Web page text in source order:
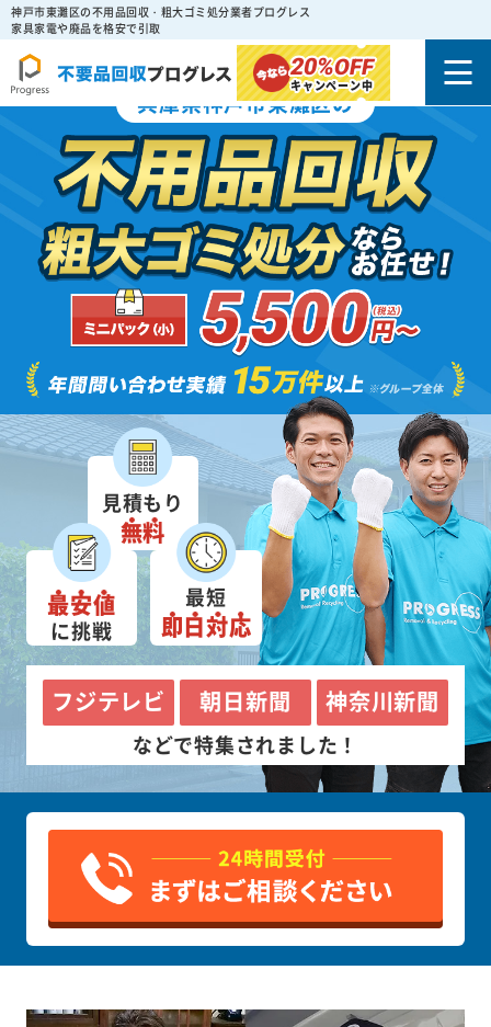
神戸市東灘区の不用品回収・粗大ゴミ処分業者プログレス
家具家電や廃品を格安で引取
20%OFF
キャンペーン中
兵庫県神戸市東灘区の
見積もり
無料
最安値
に挑戦
最短
即日対応
フジテレビ 朝日新聞 神奈川新聞
などで特集されました！